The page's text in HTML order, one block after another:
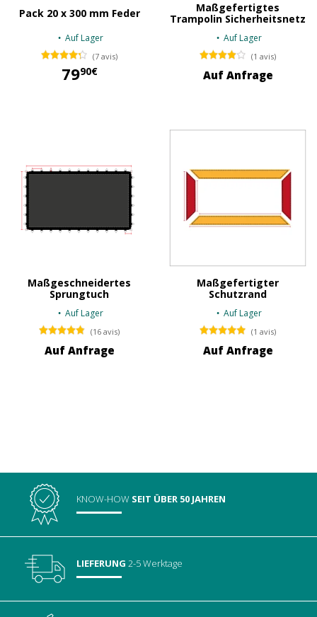
Pack 20 x 300 mm Feder
Auf Lager
(7 avis)
7990€
Maßgefertigtes
Trampolin Sicherheitsnetz
Auf Lager
(1 avis)
Auf Anfrage
Maßgeschneidertes
Sprungtuch
Auf Lager
(16 avis)
Auf Anfrage
Maßgefertigter
Schutzrand
Auf Lager
(1 avis)
Auf Anfrage
KNOW-HOW SEIT ÜBER 50 JAHREN
LIEFERUNG 2-5 Werktage